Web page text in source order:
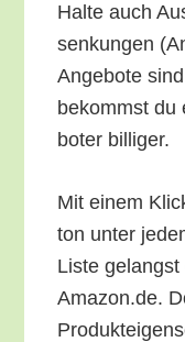
Hal­te auch
sen­kun­gen
Ange­bo­te
bekommst
bo­ter billiger.
Mit einem
ton unter
Lis­te
Amazon.de.